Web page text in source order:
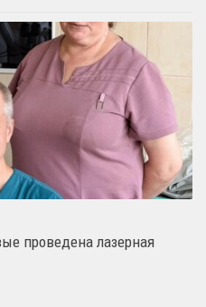
проведена лазерная